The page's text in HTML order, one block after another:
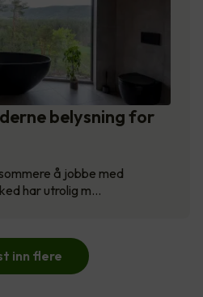
belysning for
å jobbe med
har utrolig m…
inn flere